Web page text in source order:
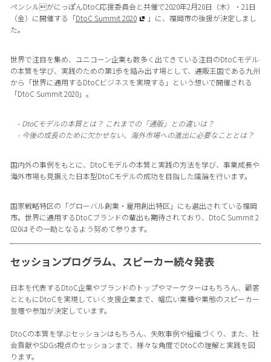
ペンシルがにっぽんDtoC応援委員会と共催で2020年2月20日（木）・21日
（金）に開催する「DtoC Summit 2020
」に、福岡市の後援が決定しまし
た。
世界で注目を集め、ユニコーン企業も数多く出てきている注目のDtoCモデル
の本質を学び、実践のための第1歩を踏み出す場として、通販王国である九州
から「世界に通用するDtoCビジネスを実現する」という想いで開催される
「DtoC Summit 2020」。
- DtoCモデルの本質とは？ これまでの「通販」との違いは？
- 今後の成長のために欠かせない、海外市場への進出に必要なこととは？
国内外の事例をもとに、DtoCモデルの本質と実践の方法を学び、事業成長や
海外市場も見据えた日本型DtoCモデルの成功を目指した議論を行います。
国家戦略特区の「グローバル創業・雇用創出特区」にも選出されている福岡
市。世界に通用するDtoCブランドの輩出も期待されており、DtoC Summit 2
020はその一助となるよう努めて参ります。
セッションプログラム、スピーカー続々発表
日本を代表するDtoC企業やブランドのトップやマーケターはもちろん、顧客
とともにDtoCを実現していく支援企業まで、幅広い業種や業態のスピーカー
登壇や参加が決定しています。
DtoCの本質を学ぶセッションはもちろん、失敗事例や組織づくり、また、社
会貢献やSDGs視点のセッションまで、様々な角度でDtoCの理解と実践を図
ります。